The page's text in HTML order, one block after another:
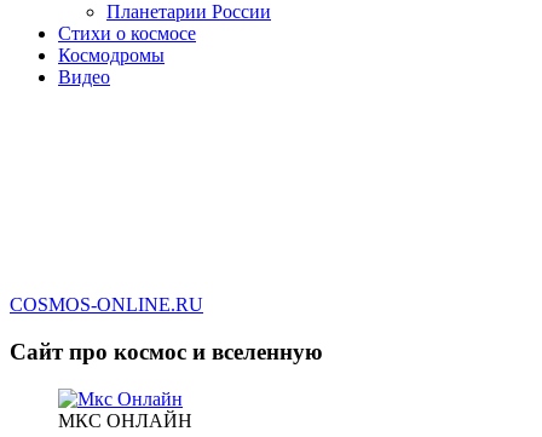
Планетарии России
Стихи о космосе
Космодромы
Видео
COSMOS-ONLINE.RU
Сайт про космос и вселенную
МКС ОНЛАЙН